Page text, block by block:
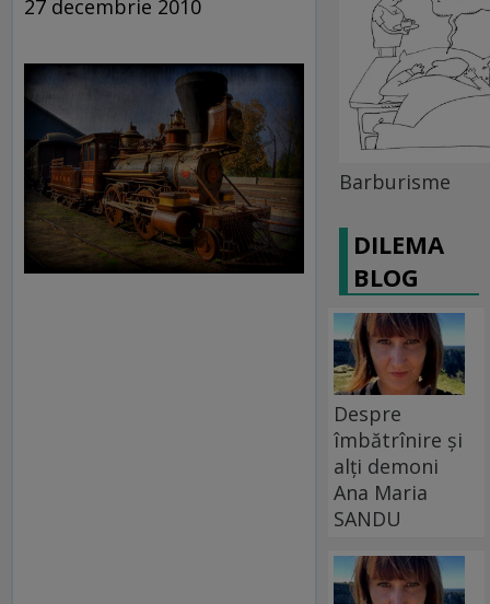
27 decembrie 2010
Barburisme
DILEMA
BLOG
Despre
îmbătrînire și
alți demoni
Ana Maria
SANDU